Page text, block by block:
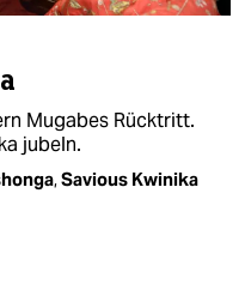
Mugabes Rücktritt.
jubeln.
,Savious Kwinika